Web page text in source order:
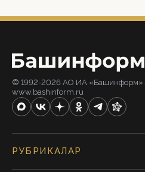
© 1992-2026 АО ИА «Башинформ».
www.bashinform.ru
РУБРИКАЛАР